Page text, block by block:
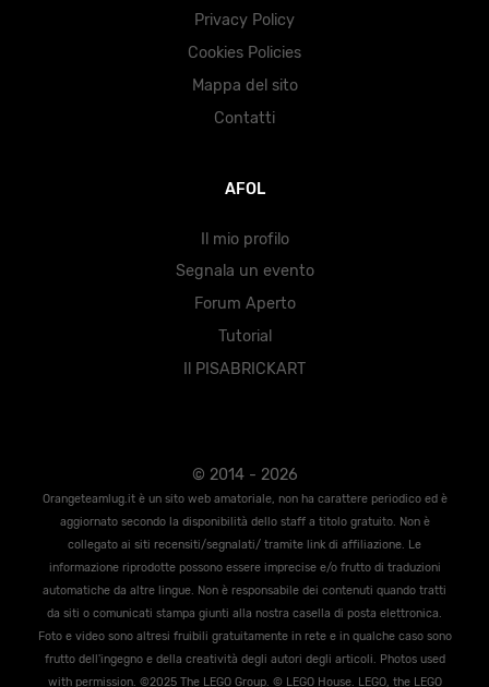
Privacy Policy
Cookies Policies
Mappa del sito
Contatti
AFOL
Il mio profilo
Segnala un evento
Forum Aperto
Tutorial
Il PISABRICKART
© 2014 - 2026
Orangeteamlug.it è un sito web amatoriale, non ha carattere periodico ed è
aggiornato secondo la disponibilità dello staff a titolo gratuito. Non è
collegato ai siti recensiti/segnalati/ tramite link di affiliazione. Le
informazione riprodotte possono essere imprecise e/o frutto di traduzioni
automatiche da altre lingue. Non è responsabile dei contenuti quando tratti
da siti o comunicati stampa giunti alla nostra casella di posta elettronica.
Foto e video sono altresi fruibili gratuitamente in rete e in qualche caso sono
frutto dell'ingegno e della creatività degli autori degli articoli. Photos used
with permission. ©2025 The LEGO Group. © LEGO House. LEGO, the LEGO